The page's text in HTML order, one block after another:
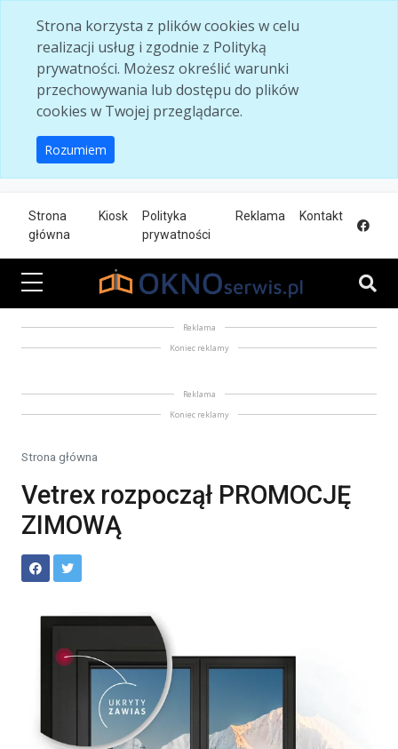
Strona korzysta z plików cookies w celu
realizacji usług i zgodnie z Polityką
prywatności. Możesz określić warunki
przechowywania lub dostępu do plików
cookies w Twojej przeglądarce.
Rozumiem
Strona
główna
Kiosk
Polityka
prywatności
Reklama Kontakt
Reklama
Koniec reklamy
Reklama
Koniec reklamy
Strona główna
Vetrex rozpoczął PROMOCJĘ
ZIMOWĄ